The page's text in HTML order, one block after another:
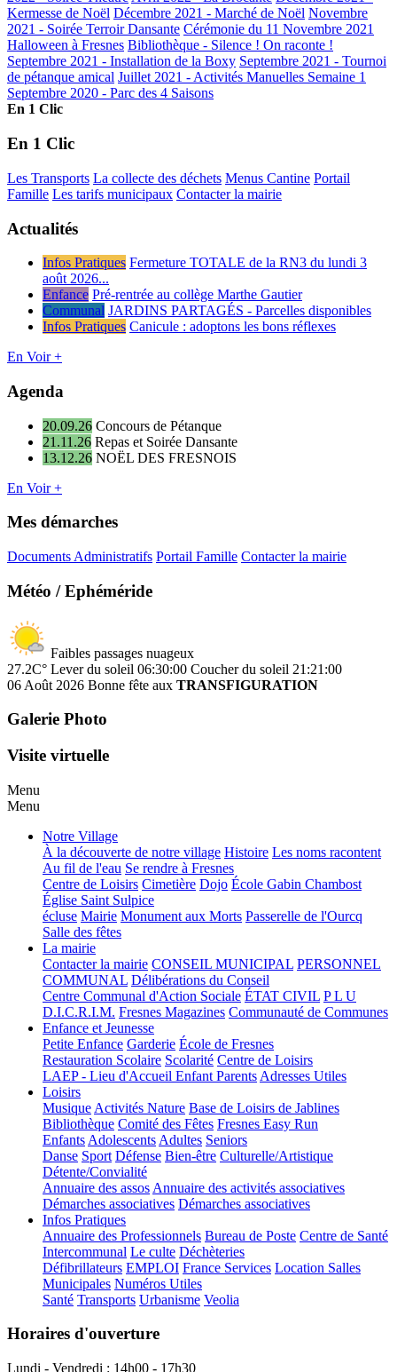
Kermesse de Noël Décembre 2021 - Marché de Noël Novembre
2021 - Soirée Terroir Dansante Cérémonie du 11 Novembre 2021
Halloween à Fresnes Bibliothèque - Silence ! On raconte !
Septembre 2021 - Installation de la Boxy Septembre 2021 - Tournoi
de pétanque amical Juillet 2021 - Activités Manuelles Semaine 1
Septembre 2020 - Parc des 4 Saisons
En 1 Clic
En 1 Clic
Les Transports La collecte des déchets Menus Cantine Portail
Famille Les tarifs municipaux Contacter la mairie
Actualités
Infos Pratiques Fermeture TOTALE de la RN3 du lundi 3
août 2026...
Enfance Pré-rentrée au collège Marthe Gautier
Communal JARDINS PARTAGÉS - Parcelles disponibles
Infos Pratiques Canicule : adoptons les bons réflexes
En Voir +
Agenda
20.09.26 Concours de Pétanque
21.11.26 Repas et Soirée Dansante
13.12.26 NOËL DES FRESNOIS
En Voir +
Mes démarches
Documents Administratifs Portail Famille Contacter la mairie
Météo / Ephéméride
Faibles passages nuageux
27.2C° Lever du soleil 06:30:00 Coucher du soleil 21:21:00
06 Août 2026 Bonne fête aux TRANSFIGURATION
Galerie Photo
Visite virtuelle
Menu
Menu
Notre Village
À la découverte de notre village Histoire Les noms racontent
Au fil de l'eau Se rendre à Fresnes
Centre de Loisirs Cimetière Dojo École Gabin Chambost
Église Saint Sulpice
écluse Mairie Monument aux Morts Passerelle de l'Ourcq
Salle des fêtes
La mairie
Contacter la mairie CONSEIL MUNICIPAL PERSONNEL
COMMUNAL Délibérations du Conseil
Centre Communal d'Action Sociale ÉTAT CIVIL P L U
D.I.C.R.I.M. Fresnes Magazines Communauté de Communes
Enfance et Jeunesse
Petite Enfance Garderie École de Fresnes
Restauration Scolaire Scolarité Centre de Loisirs
LAEP - Lieu d'Accueil Enfant Parents Adresses Utiles
Loisirs
Musique Activités Nature Base de Loisirs de Jablines
Bibliothèque Comité des Fêtes Fresnes Easy Run
Enfants Adolescents Adultes Seniors
Danse Sport Défense Bien-être Culturelle/Artistique
Détente/Convialité
Annuaire des assos Annuaire des activités associatives
Démarches associatives Démarches associatives
Infos Pratiques
Annuaire des Professionnels Bureau de Poste Centre de Santé
Intercommunal Le culte Déchèteries
Défibrillateurs EMPLOI France Services Location Salles
Municipales Numéros Utiles
Santé Transports Urbanisme Veolia
Horaires d'ouverture
Lundi - Vendredi : 14h00 - 17h30